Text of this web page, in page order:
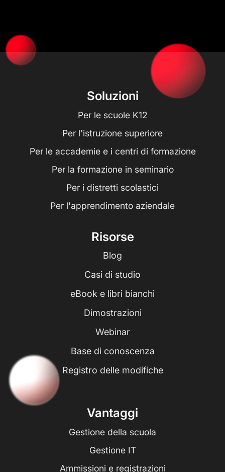
Soluzioni
Per le scuole K12
Per l'istruzione superiore
Per le accademie e i centri di formazione
Per la formazione in seminario
Per i distretti scolastici
Per l'apprendimento aziendale
Risorse
Blog
Casi di studio
eBook e libri bianchi
Dimostrazioni
Webinar
Base di conoscenza
Registro delle modifiche
Vantaggi
Gestione della scuola
Gestione IT
Ammissioni e registrazioni